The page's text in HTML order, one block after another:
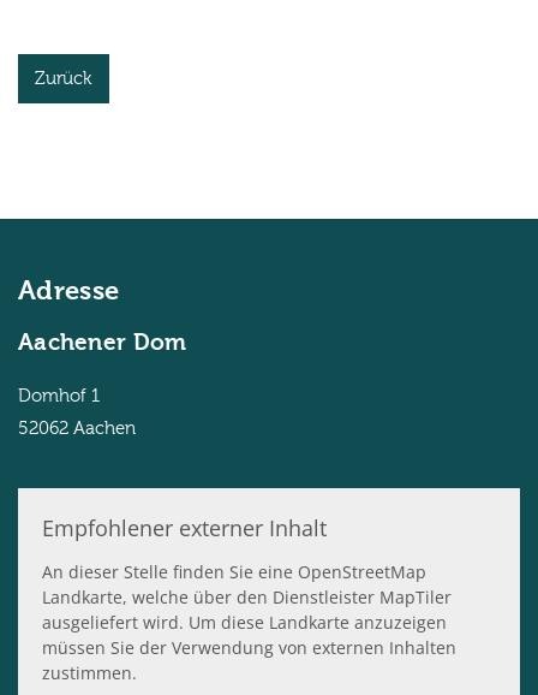
Zurück
Adresse
Aachener Dom
Domhof 1
52062 Aachen
Empfohlener externer Inhalt
An dieser Stelle finden Sie eine OpenStreetMap
Landkarte, welche über den Dienstleister MapTiler
ausgeliefert wird. Um diese Landkarte anzuzeigen
müssen Sie der Verwendung von externen Inhalten
zustimmen.